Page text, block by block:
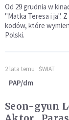
Od 29 grudnia w
"Matka Teresa i ja".
kodów, które
Polski.
2 lata temu ŚWIAT
PAP/dm
Seon-gyun